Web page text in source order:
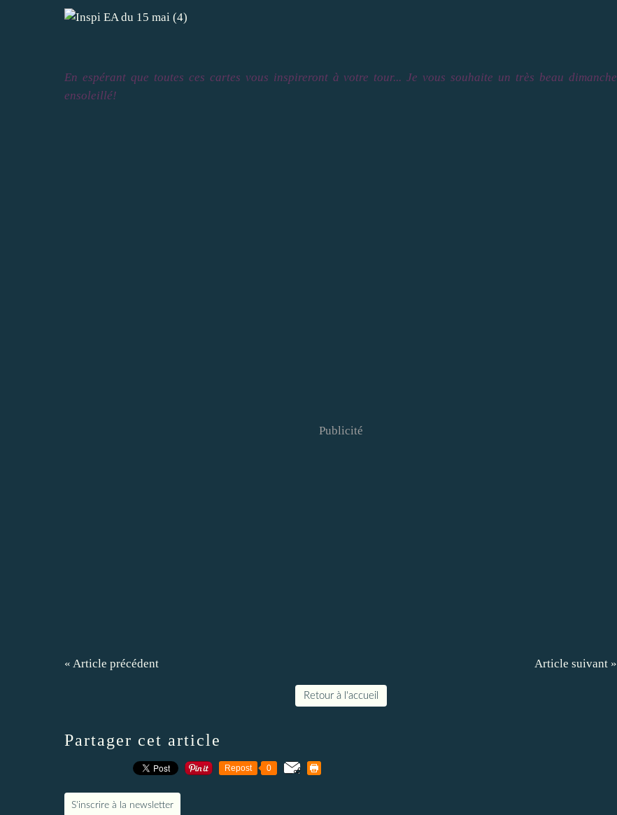
En espérant que toutes ces cartes vous inspireront à votre tour... Je vous souhaite un très beau dimanche
ensoleillé!
Publicité
« Article précédent Article suivant »
Retour à l'accueil
Partager cet article
Repost 0
S'inscrire à la newsletter